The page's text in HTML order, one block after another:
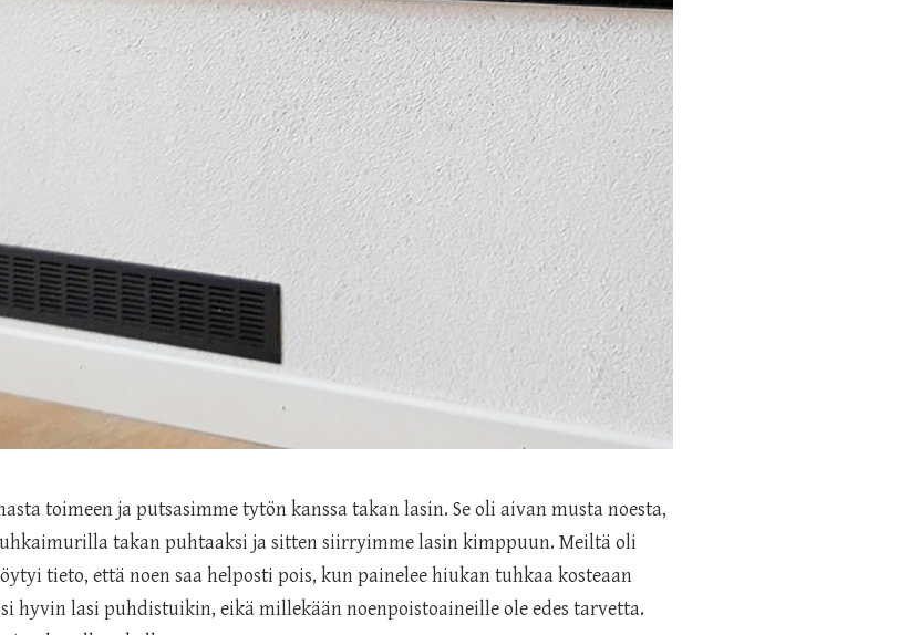
toimeen ja putsasimme tytön kanssa takan lasin. Se oli aivan musta noesta,
takan puhtaaksi ja sitten siirryimme lasin kimppuun. Meiltä oli
tieto, että noen saa helposti pois, kun painelee hiukan tuhkaa kosteaan
hyvin lasi puhdistuikin, eikä millekään noenpoistoaineille ole edes tarvetta.